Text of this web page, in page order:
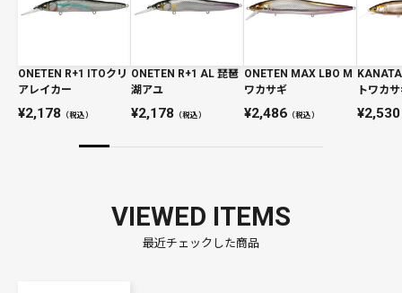
ONETEN R+1 ITOクリ
アレイカー
2,178 （税込）
ONETEN R+1 AL 琵琶
湖アユ
2,178 （税込）
ONETEN MAX LBO M
ワカサギ
2,486（税込）
トワカ
2,530
VIEWED ITEMS
最近チェックした商品